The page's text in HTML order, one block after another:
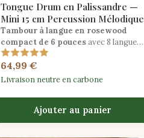
Tongue Drum en Palissandre —
Mini 15 cm Percussion Mélodique
Tambour à langue en rosewood
compact de 6 poucesavec 8 langues
accordées en ré mineur — un
instrument mélodique méditatif idéal
pour les débutants.
64,99 €
Livraison neutre en carbone
Ajouter au panier